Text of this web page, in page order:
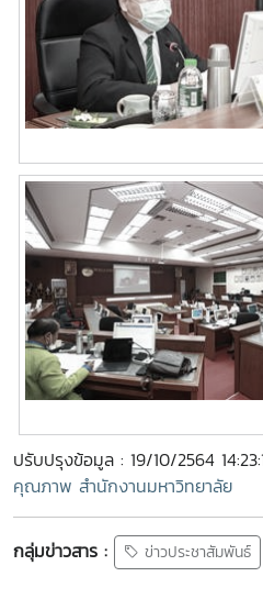
ปรับปรุงข้อมูล : 19/10/2564
คุณภาพ สำนักงานมหาวิทยาลัย
กลุ่มข่าวสาร : ข่าวประชาสัมพันธ์